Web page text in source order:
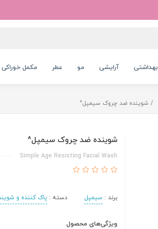
بهداشتی آرایشی مو عطر مکمل خوراکی
شوینده ضد چروک سیمپل^
شوینده ضد چروک سیمپل^
Simple Age Resisting Facial Wash
برند : سیمپل دسته : پاک کننده و
ویژگی‌های محصول